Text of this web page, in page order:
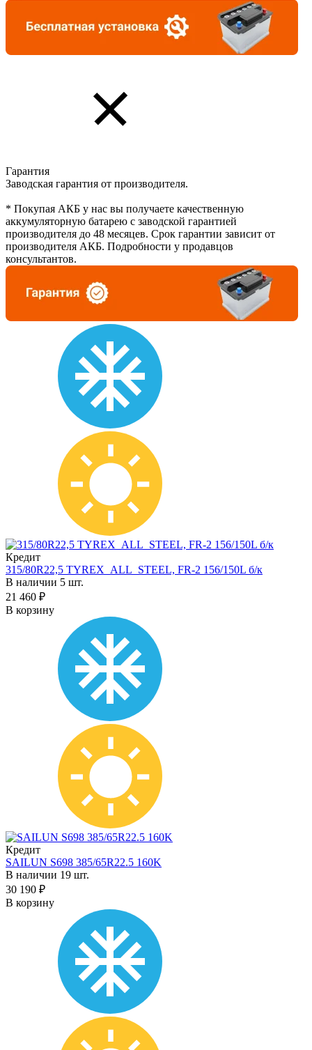
Гарантия
Заводская гарантия от производителя.
* Покупая АКБ у нас вы получаете качественную
аккумуляторную батарею с заводской гарантией
производителя до 48 месяцев. Срок гарантии зависит от
производителя АКБ. Подробности у продавцов
консультантов.
Кредит
315/80R22,5 TYREX_ALL_STEEL, FR-2 156/150L б/к
В наличии 5 шт.
21 460 ₽
В корзину
Кредит
SAILUN S698 385/65R22.5 160K
В наличии 19 шт.
30 190 ₽
В корзину